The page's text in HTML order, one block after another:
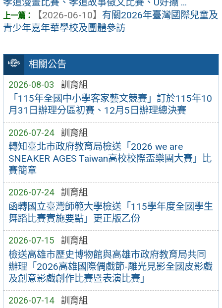
相關公告
2026-08-03 訓育組
「115年全國中小學客家藝文競賽」訂於115年10
月31日辦理分區初賽、12月5日辦理總決賽
2026-07-24 訓育組
轉知臺北市政府教育局檢送「2026 we are
SNEAKER AGES Taiwan高校校際盃樂團大賽」比
賽簡章
2026-07-24 訓育組
函轉國立臺灣師範大學檢送「115學年度全國學生
舞蹈比賽實施要點」更正版乙份
2026-07-15 訓育組
檢送高雄市歷史博物館與高雄市政府教育局共同
辦理「2026高雄國際偶戲節-雕光見影全國皮影戲
及創意影戲創作比賽暨表演比賽」
2026-07-14 訓育組
孝道漫畫比賽、孝道故事徵文比賽、Ü好攝 ...
【2026-06-10】 有關2026年臺灣國際兒童及
青少年嘉年華學校及團體參訪